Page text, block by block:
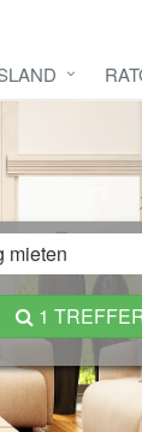
mieten
1